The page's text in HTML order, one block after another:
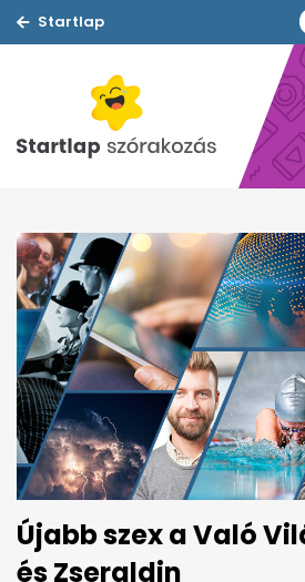
Startlap
Újabb szex a Való
és Zseraldin